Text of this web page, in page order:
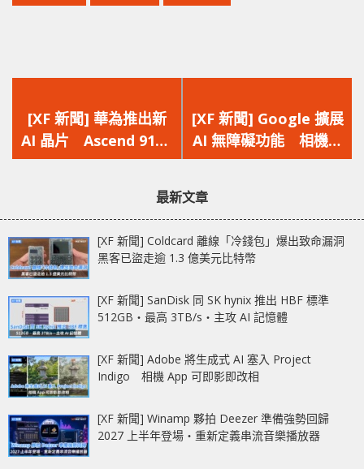
一
篇
文
[XF 新聞] 華為推出新
AI 晶片 Ascend 910C
挑戰 NVIDIA H100
一
篇
文
[XF 新聞] Google 擴展
AI 無障礙功能 相機尋
找特定文字‧即時字幕/
最新文章
[XF 新聞] Coldcard 離線「冷錢包」爆出致命漏洞
黑客已盜走逾 1.3 億美元比特幣
[XF 新聞] SanDisk 同 SK hynix 推出 HBF 標準
512GB‧最高 3TB/s‧主攻 AI 記憶體
[XF 新聞] Adobe 將生成式 AI 塞入 Project
Indigo 相機 App 可即影即改相
[XF 新聞] Winamp 夥拍 Deezer 準備強勢回歸
2027 上半年登場‧重新定義串流音樂播放器